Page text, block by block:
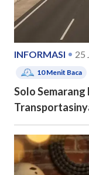
INFORMASI 25
10Menit Baca
Solo Semarang